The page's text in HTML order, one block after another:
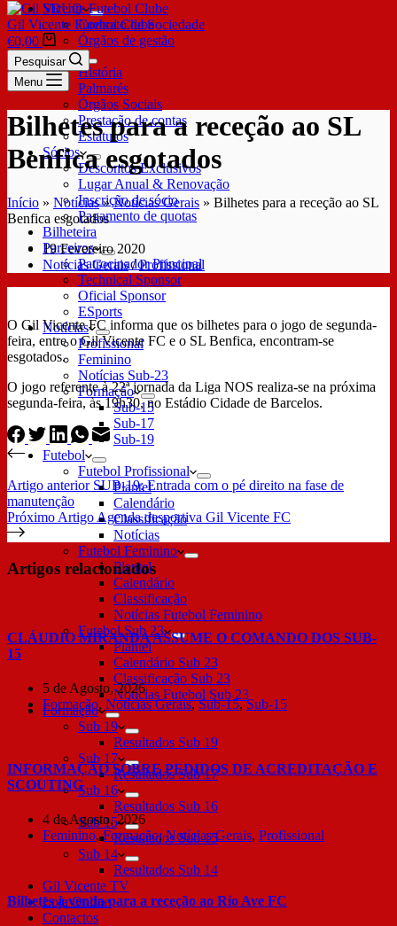
SDUQ
Contrato de Sociedade
Órgãos de gestão
Clube
História
Palmarés
Órgãos Sociais
Prestação de contas
Estatutos
Sócios
Descontos Exclusivos
Lugar Anual & Renovação
Inscrição de sócio
Pagamento de quotas
Bilheteira
Parceiros
Patrocinador Principal
Technical Sponsor
Oficial Sponsor
ESports
Notícias
Profissional
Feminino
Notícias Sub-23
Formação
Sub-15
Sub-17
Sub-19
Futebol
Futebol Profissional
Plantel
Calendário
Classificação
Notícias
Futebol Feminino
Plantel
Calendário
Classificação
Notícias Futebol Feminino
Futebol Sub 23
Plantel
Calendário Sub 23
Classificação Sub 23
Notícias Futebol Sub 23
Formação
Sub 19
Resultados Sub 19
Sub 17
Resultados Sub 17
Sub 16
Resultados Sub 16
Sub 15
Resultados Sub 15
Sub 14
Resultados Sub 14
Gil Vicente TV
Loja Online
Contactos
Gil Vicente Futebol Clube
€0,00
Pesquisar
Menu
Bilhetes para a receção ao SL
Benfica esgotados
Início » Notícias»Notícias Gerais » Bilhetes para a receção ao SL
Benfica esgotados
19 Fevereiro 2020
Notícias Gerais/Profissional
O Gil Vicente FC informa que os bilhetes para o jogo de segunda-
feira, entre o Gil Vicente FC e o SL Benfica, encontram-se
esgotados.
O jogo referente à 22ª jornada da Liga NOS realiza-se na próxima
segunda-feira, às 19h30, no Estádio Cidade de Barcelos.
Artigo anterior SUB-19: Entrada com o pé direito na fase de
manutenção
Próximo Artigo Agenda desportiva Gil Vicente FC
Artigos relacionados
CLÁUDIO MIRANDA ASSUME O COMANDO DOS SUB-
15
5 de Agosto, 2026
Formação, Notícias Gerais,Sub-15,Sub-15
INFORMAÇÃO SOBRE PEDIDOS DE ACREDITAÇÃO E
SCOUTING
4 de Agosto, 2026
Feminino,Formação,Notícias Gerais, Profissional
Bilhetes à venda para a receção ao Rio Ave FC